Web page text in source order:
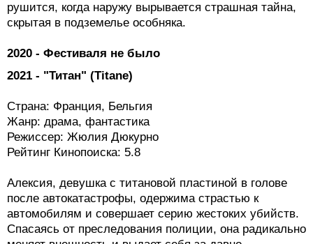
рушится, когда наружу вырывается страшная тайна,
скрытая в подземелье особняка.
2020 - Фестиваля не было
2021 - "Титан" (Titane)
Страна: Франция, Бельгия
Жанр: драма, фантастика
Режиссер: Жюлия Дюкурно
Рейтинг Кинопоиска: 5.8
Алексия, девушка с титановой пластиной в голове
после автокатастрофы, одержима страстью к
автомобилям и совершает серию жестоких убийств.
Спасаясь от преследования полиции, она радикально